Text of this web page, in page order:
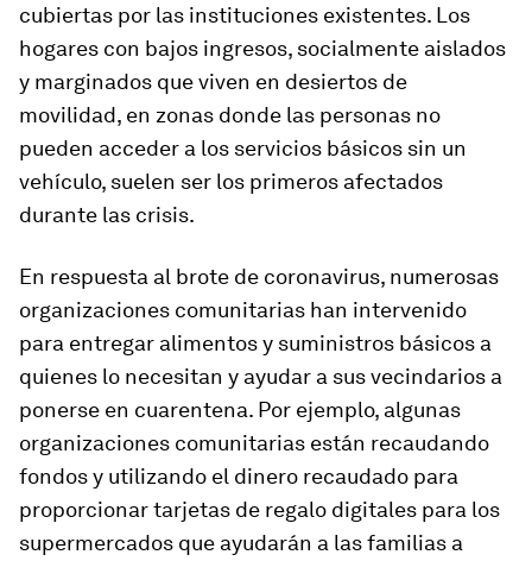
cubiertas por las instituciones existentes. Los
hogares con bajos ingresos, socialmente aislados
y marginados que viven en desiertos de
movilidad, en zonas donde las personas no
pueden acceder a los servicios básicos sin un
vehículo, suelen ser los primeros afectados
durante las crisis.
En respuesta al brote de coronavirus, numerosas
organizaciones comunitarias han intervenido
para entregar alimentos y suministros básicos a
quienes lo necesitan y ayudar a sus vecindarios a
ponerse en cuarentena. Por ejemplo, algunas
organizaciones comunitarias están recaudando
fondos y utilizando el dinero recaudado para
proporcionar tarjetas de regalo digitales para los
supermercados que ayudarán a las familias a